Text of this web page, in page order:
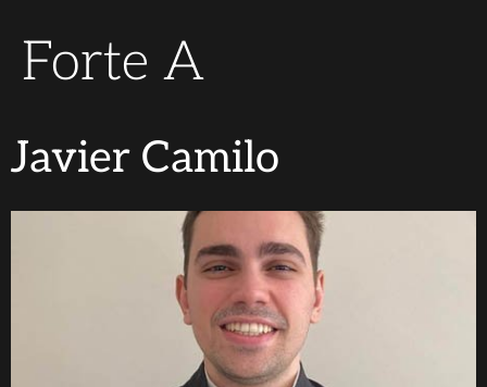
Forte A
Javier Camilo